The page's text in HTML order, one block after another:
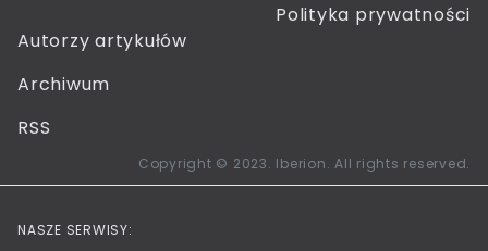
Polityka prywatności
Autorzy artykułów
Archiwum
RSS
Copyright © 2023. Iberion. All rights reserved.
NASZE SERWISY: